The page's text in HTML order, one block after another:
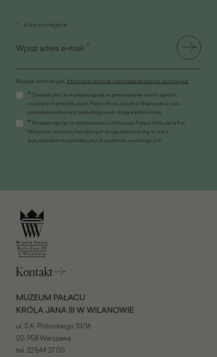
* - pola wymagane
Wpisz adres e-mail: *
Klauzula informacyjna. Informacja na temat przetwarzania danych osobowych
otworzy
nowym
oknie)
* Oświadczam, że wyrażam zgodę na przetwarzanie moich danych
osobowych przez Muzeum Pałacu Króla Jana III w Wilanowie w celu
przesyłania informacji marketingowych drogą elektroniczną
* Wyrażam zgodę na otrzymywanie od Muzeum Pałacu Króla Jana III w
Wilanowie informacji handlowych drogą elektroniczną, w tym z
wykorzystaniem automatycznych systemów wywołujących
Kontakt
MUZEUM PAŁACU
KRÓLA JANA III W WILANOWIE
ul. S.K. Potockiego 10/16
02-958 Warszawa
tel. 22 544 27 00